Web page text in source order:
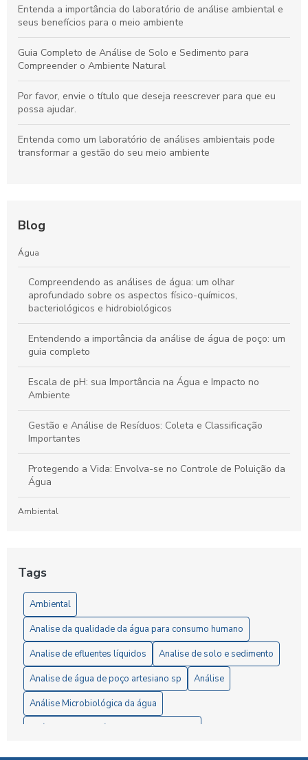
Entenda a importância do laboratório de análise ambiental e
seus benefícios para o meio ambiente
Guia Completo de Análise de Solo e Sedimento para
Compreender o Ambiente Natural
Por favor, envie o título que deseja reescrever para que eu
possa ajudar.
Entenda como um laboratório de análises ambientais pode
transformar a gestão do seu meio ambiente
Blog
Água
Compreendendo as análises de água: um olhar
aprofundado sobre os aspectos físico-químicos,
bacteriológicos e hidrobiológicos
Entendendo a importância da análise de água de poço: um
guia completo
Escala de pH: sua Importância na Água e Impacto no
Ambiente
Gestão e Análise de Resíduos: Coleta e Classificação
Importantes
Protegendo a Vida: Envolva-se no Controle de Poluição da
Água
Ambiental
5 Vantagens da Análise de Solo SP para Agricultores
6 Passos Essenciais para a Análise Microbiológica da Água
6 Razões para Investir em um Laboratório de Análise de
A Importância da Análise de Águas Residuais para Garantir
Tags
Ambiental
Analise da qualidade da água para consumo humano
Analise de efluentes líquidos
Analise de solo e sedimento
Analise de água de poço artesiano sp
Análise
Análise Microbiológica da água